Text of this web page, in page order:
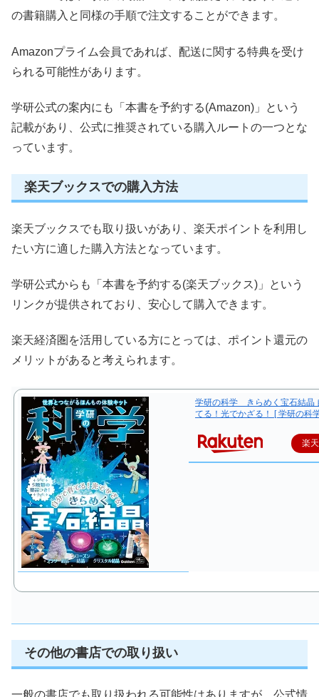
の書籍購入と同様の手順で注文することができます。
Amazonプライム会員であれば、配送に関する特典を受け
られる可能性があります。
学研公式の案内にも「本書を予約する(Amazon)」という
記載があり、公式に推奨されている購入ルートの一つとな
っています。
楽天ブックスでの購入方法
楽天ブックスでも取り扱いがあり、楽天ポイントを利用し
たい方に適した購入方法となっています。
学研公式からも「本書を予約する(楽天ブックス)」という
リンクが提供されており、安心して購入できます。
楽天経済圏を活用している方にとっては、ポイント還元の
メリットがあると考えられます。
学研の科学 きらめく宝石結晶
てる！光でかざる！ [ 学研の科
楽
その他の書店での取り扱い